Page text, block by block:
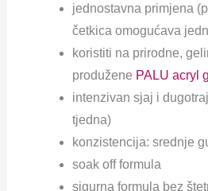
jednostavna primjena
četkica omogućava
koristiti na prirodne,
produžene PALU acryl
intenzivan sjaj i
tjedna)
konzistencija: srednje
soak off formula
sigurna formula bez